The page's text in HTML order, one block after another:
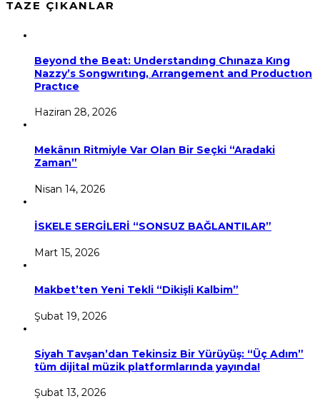
TAZE ÇIKANLAR
Beyond the Beat: Understandıng Chınaza Kıng
Nazzy’s Songwrıtıng, Arrangement and Productıon
Practıce
Haziran 28, 2026
Mekânın Ritmiyle Var Olan Bir Seçki “Aradaki
Zaman”
Nisan 14, 2026
İSKELE SERGİLERİ “SONSUZ BAĞLANTILAR”
Mart 15, 2026
Makbet’ten Yeni Tekli “Dikişli Kalbim”
Şubat 19, 2026
Siyah Tavşan’dan Tekinsiz Bir Yürüyüş: “Üç Adım”
tüm dijital müzik platformlarında yayında!
Şubat 13, 2026